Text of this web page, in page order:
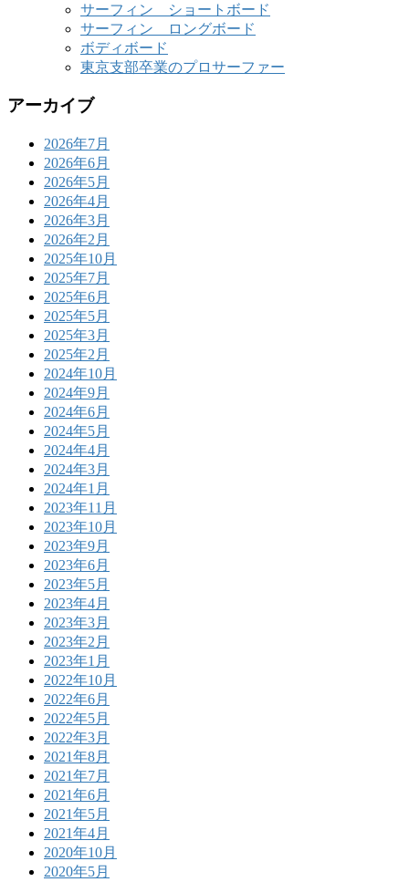
サーフィン ショートボード
サーフィン ロングボード
ボディボード
東京支部卒業のプロサーファー
アーカイブ
2026年7月
2026年6月
2026年5月
2026年4月
2026年3月
2026年2月
2025年10月
2025年7月
2025年6月
2025年5月
2025年3月
2025年2月
2024年10月
2024年9月
2024年6月
2024年5月
2024年4月
2024年3月
2024年1月
2023年11月
2023年10月
2023年9月
2023年6月
2023年5月
2023年4月
2023年3月
2023年2月
2023年1月
2022年10月
2022年6月
2022年5月
2022年3月
2021年8月
2021年7月
2021年6月
2021年5月
2021年4月
2020年10月
2020年5月